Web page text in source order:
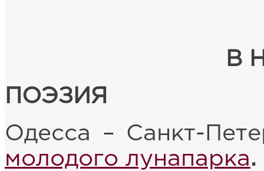
В
ПОЭЗИЯ
Одесса – Санкт-
молодого лунапарка.